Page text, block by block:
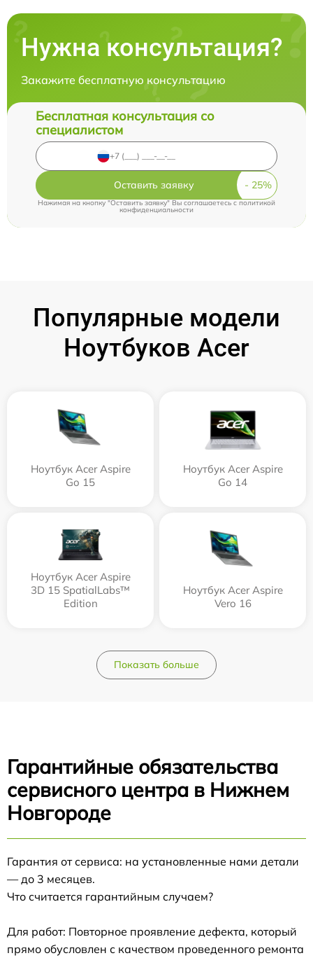
Нужна консультация?
Закажите бесплатную консультацию
Бесплатная консультация со
специалистом
Оставить заявку
Нажимая на кнопку "Оставить заявку" Вы соглашаетесь cполитикой
конфиденциальности
Популярные модели
Ноутбуков Acer
Ноутбук Acer Aspire
Go 15
Ноутбук Acer Aspire
Go 14
Ноутбук Acer Aspire
3D 15 SpatialLabs™
Edition
Ноутбук Acer Aspire
Vero 16
Показать больше
Гарантийные обязательства
сервисного центра в Нижнем
Новгороде
Гарантия от сервиса: на установленные нами детали
— до 3 месяцев.
Что считается гарантийным случаем?
Для работ: Повторное проявление дефекта, который
прямо обусловлен с качеством проведенного ремонта